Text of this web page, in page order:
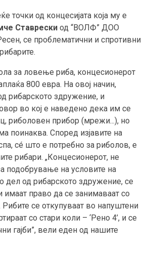
точки од концесијата која му е
Ставрески од “ВОЛФ” ДОО
се проблематични и спротивни
за ловење риба, концесионерот
800 евра. На овој начин,
рибарското здружение, и
во кој е наведено дека им се
риболовен прибор (мрежи...), но
поинаква. Според изјавите на
сé што е потребно за риболов, е
рибари. „Концесионерот, не
подобрување на условите на
дел од рибарското здружение, се
имаат право да се занимаваат со
Рибите се откупуваат во напуштени
со стари коли – ‘Рено 4’, и се
гајби”, вели еден од нашите